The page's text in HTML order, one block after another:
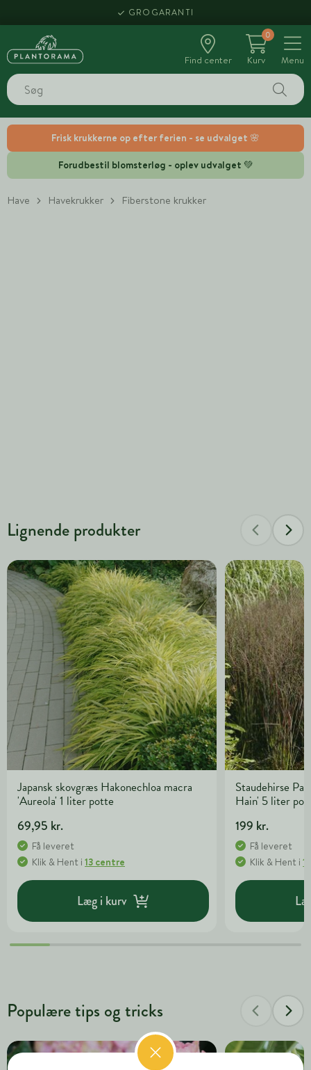
Frisk krukkerne op efter ferien - se udvalget 🌸
Forudbestil blomsterløg - oplev udvalget 💚
GROGARANTI
Find center
0
Kurv
Menu
Have Havekrukker Fiberstone krukker
Lignende produkter
Japansk skovgræs Hakonechloa macra
'Aureola' 1 liter potte
69,95 kr.
Få leveret
Klik & Hent i 13 centre
Læg i kurv
Staudehirse
Hain' 5 liter
199 kr.
Få leveret
Klik & Hent i
Populære tips og tricks